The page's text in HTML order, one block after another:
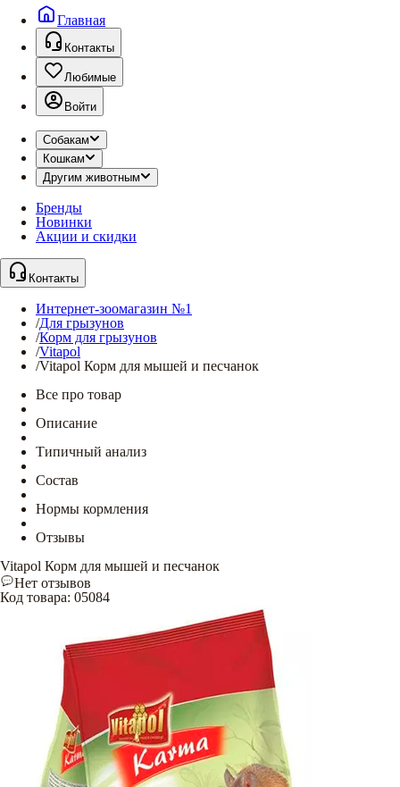
Главная
Контакты
Любимые
Войти
Собакам
Кошкам
Другим животным
Бренды
Новинки
Акции и скидки
Контакты
Интернет-зоомагазин №1
/Для грызунов
/Корм для грызунов
/Vitapol
/Vitapol Корм для мышей и песчанок
Все про товар
Описание
Типичный анализ
Состав
Нормы кормления
Отзывы
Vitapol Корм для мышей и песчанок
Нет отзывов
Код товара: 05084